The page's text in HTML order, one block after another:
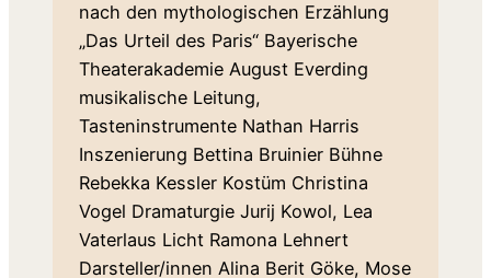
nach den mythologischen Erzählung
„Das Urteil des Paris“ Bayerische
Theaterakademie August Everding
musikalische Leitung,
Tasteninstrumente Nathan Harris
Inszenierung Bettina Bruinier Bühne
Rebekka Kessler Kostüm Christina
Vogel Dramaturgie Jurij Kowol, Lea
Vaterlaus Licht Ramona Lehnert
Darsteller/innen Alina Berit Göke, Mose